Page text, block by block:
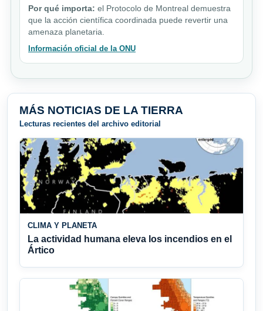
Por qué importa: el Protocolo de Montreal demuestra
que la acción científica coordinada puede revertir una
amenaza planetaria.
Información oficial de la ONU
MÁS NOTICIAS DE LA TIERRA
Lecturas recientes del archivo editorial
CLIMA Y PLANETA
La actividad humana eleva los incendios en el
Ártico